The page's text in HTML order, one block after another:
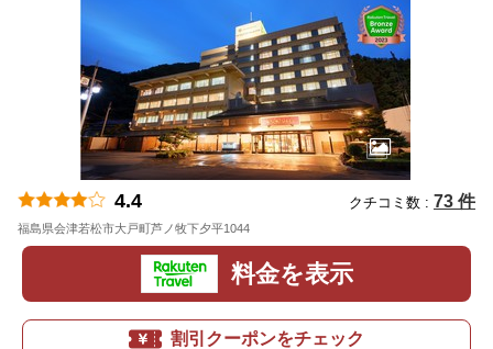
4.4 クチコミ数 : 73 件
福島県会津若松市大戸町芦ノ牧下夕平1044
料金を表示
割引クーポンをチェック